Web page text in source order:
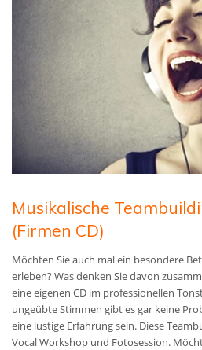
Musikalische
(Firmen CD)
Möchten Sie auch mal ein besondere
erleben? Was denken Sie davon
eineeigenen CD im professionellen
ungeübte Stimmen gibt es gar keine
eine lustige Erfahrung sein. Diese
Vocal Workshop und Fotosession.